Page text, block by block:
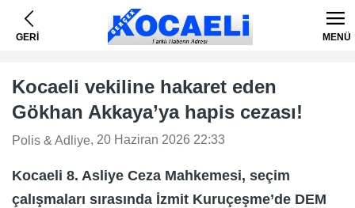
GERİ MENÜ
Kocaeli vekiline hakaret eden
Gökhan Akkaya’ya hapis cezası!
Polis & Adliye, 20 Haziran 2026 22:33
Kocaeli 8. Asliye Ceza Mahkemesi, seçim
çalışmaları sırasında İzmit Kuruçeşme’de DEM